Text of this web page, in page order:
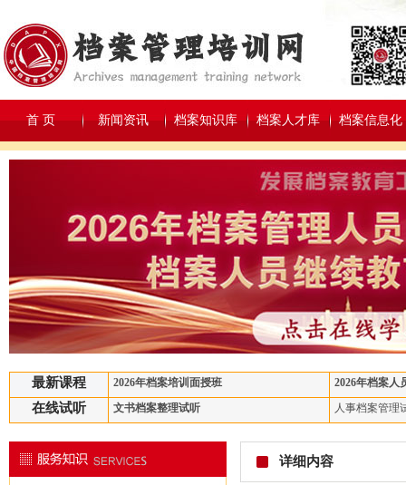
首 页 新闻资讯 档案知识库 档案人才库 档案信息化
最新课程 2026年档案培训面授班 2026年档案人
在线试听 文书档案整理试听 人事档案管理
详细内容